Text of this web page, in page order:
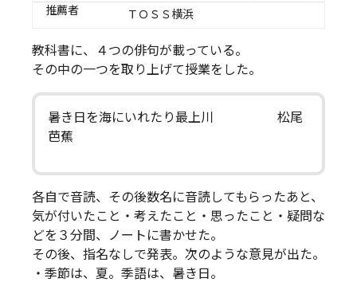
推薦者 ＴＯＳＳ横浜
教科書に、４つの俳句が載っている。
その中の一つを取り上げて授業をした。
暑き日を海にいれたり最上川 松尾
芭蕉
各自で音読、その後数名に音読してもらったあと、
気が付いたこと・考えたこと・思ったこと・疑問な
どを３分間、ノートに書かせた。
その後、指名なしで発表。次のような意見が出た。
・季節は、夏。季語は、暑き日。